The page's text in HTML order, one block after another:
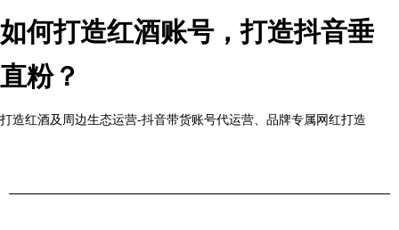
如何打造红酒账号，打造抖音垂
直粉？
打造红酒及周边生态运营-抖音带货账号代运营、品牌专属网红打造